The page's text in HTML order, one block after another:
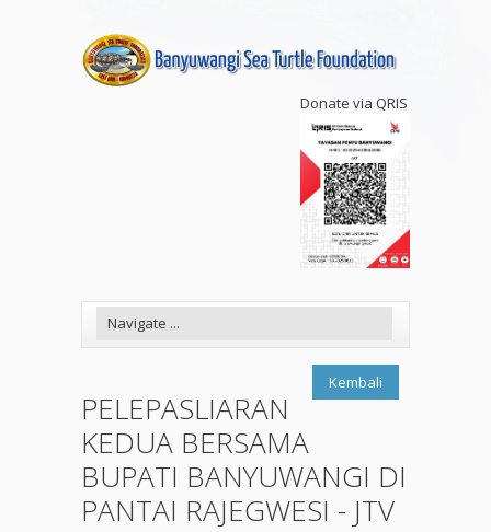
Donate via QRIS
Kembali
PELEPASLIARAN
KEDUA BERSAMA
BUPATI BANYUWANGI DI
PANTAI RAJEGWESI - JTV